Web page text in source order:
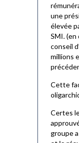
une
élevée
SMI. (en
conseil
millions
Cette
Certes
groupe